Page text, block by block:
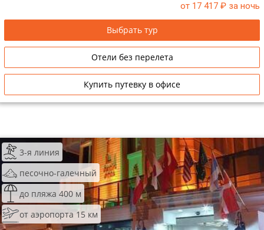
от 17 417 ₽ за ночь
Выбрать тур
Отели без перелета
Купить путевку в офисе
3-я линия
песочно-галечный
до пляжа 400 м
от аэропорта 15 км